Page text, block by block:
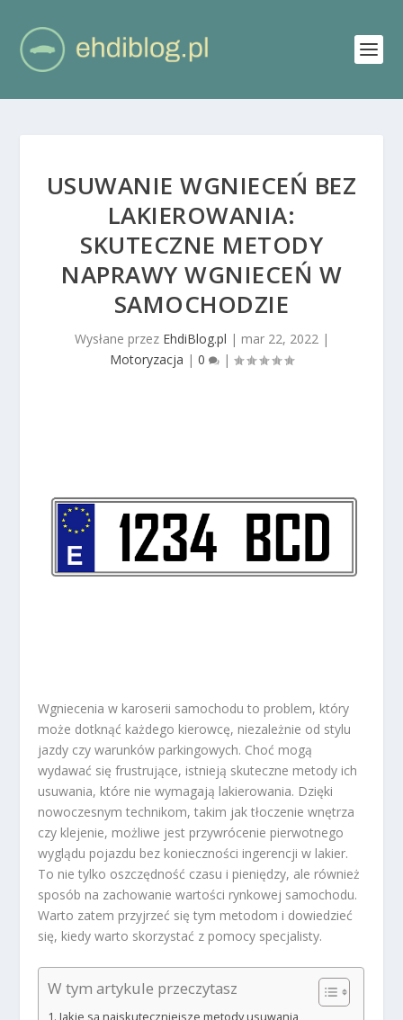
USUWANIE WGNIECEŃ BEZ
LAKIEROWANIA:
SKUTECZNE METODY
NAPRAWY WGNIECEŃ W
SAMOCHODZIE
Wysłane przez EhdiBlog.pl | mar 22, 2022|
Motoryzacja | 0 |
Wgniecenia w karoserii samochodu to problem, który
może dotknąć każdego kierowcę, niezależnie od stylu
jazdy czy warunków parkingowych. Choć mogą
wydawać się frustrujące, istnieją skuteczne metody ich
usuwania, które nie wymagają lakierowania. Dzięki
nowoczesnym technikom, takim jak tłoczenie wnętrza
czy klejenie, możliwe jest przywrócenie pierwotnego
wyglądu pojazdu bez konieczności ingerencji w lakier.
To nie tylko oszczędność czasu i pieniędzy, ale również
sposób na zachowanie wartości rynkowej samochodu.
Warto zatem przyjrzeć się tym metodom i dowiedzieć
się, kiedy warto skorzystać z pomocy specjalisty.
W tym artykule przeczytasz
Jakie są najskuteczniejsze metody usuwania